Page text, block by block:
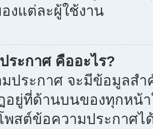
งแต่ละผู้ใช้งาน
ระกาศ คืออะไร?
ประกาศ จะมีข้อมูลส
อยู่ที่ด้านบนของทุกหน้
พสต์ข้อความประกาศ